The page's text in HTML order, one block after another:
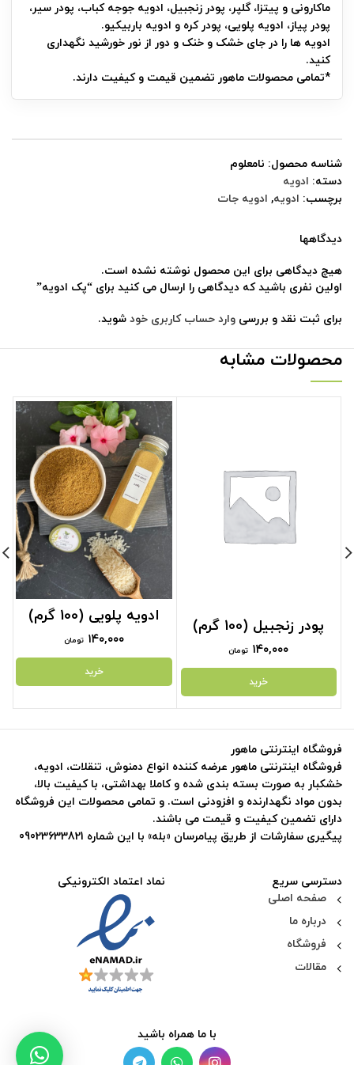
ماکارونی و پیتزا، گلپر، پودر زنجبیل، ادویه جوجه کباب، پودر سیر،
پودر پیاز، ادویه پلویی، پودر کره و ادویه باربیکیو.
ادویه ها را در جای خشک و خنک و دور از نور خورشید نگهداری
کنید.
*تمامی محصولات ماهور تضمین قیمت و کیفیت دارند.
شناسه محصول: نامعلوم
دسته: ادویه
برچسب: ادویه, ادویه جات
دیدگاهها
هیچ دیدگاهی برای این محصول نوشته نشده است.
اولین نفری باشید که دیدگاهی را ارسال می کنید برای “پک ادویه”
برای ثبت نقد و بررسی وارد حساب کاربری خود شوید.
محصولات مشابه
پودر زنجبیل (100 گرم)
۱۴۰,۰۰۰ تومان
خرید
ادویه پلویی (100 گرم)
۱۴۰,۰۰۰ تومان
خرید
با ما همراه باشید
نماد اعتماد الکترونیکی
دسترسی سریع
صفحه اصلی
درباره ما
فروشگاه
مقالات
فروشگاه اینترنتی ماهور
فروشگاه اینترنتی ماهور عرضه کننده انواع دمنوش، تنقلات، ادویه،
خشکبار به صورت بسته بندی شده و کاملا بهداشتی، با کیفیت بالا،
بدون مواد نگهدارنده و افزودنی است. و تمامی محصولات این فروشگاه
دارای تضمین کیفیت و قیمت می باشند.
پیگیری سفارشات از طریق پیامرسان «بله» با این شماره 09023633821